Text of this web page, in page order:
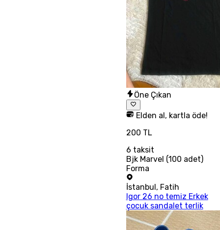
Öne Çıkan
Elden al, kartla öde!
200 TL
6 taksit
Bjk Marvel (100 adet)
Forma
İstanbul , Fatih
Igor 26 no temiz Erkek
çocuk sandalet terlik